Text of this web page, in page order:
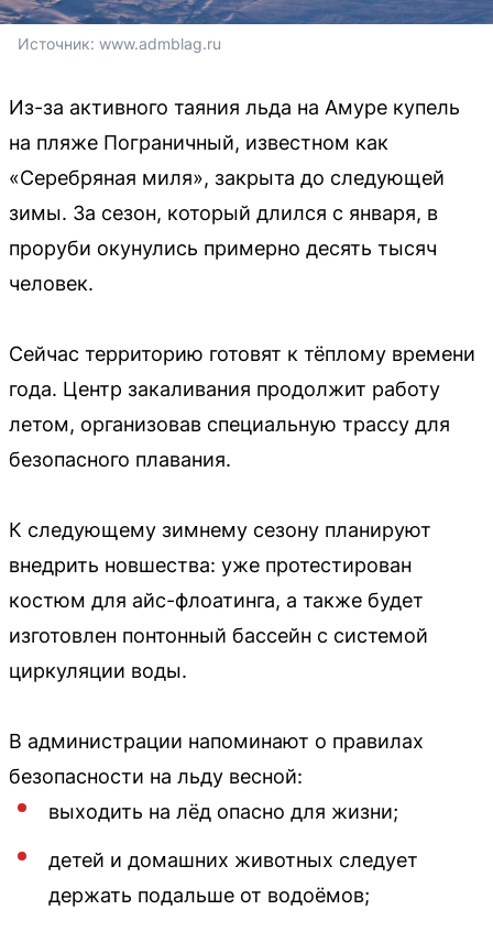
Источник: www.admblag.ru
Из-за активного таяния льда на Амуре купель
на пляже Пограничный, известном как
«Серебряная миля», закрыта до следующей
зимы. За сезон, который длился с января, в
проруби окунулись примерно десять тысяч
человек.
Сейчас территорию готовят к тёплому времени
года. Центр закаливания продолжит работу
летом, организовав специальную трассу для
безопасного плавания.
К следующему зимнему сезону планируют
внедрить новшества: уже протестирован
костюм для айс-флоатинга, а также будет
изготовлен понтонный бассейн с системой
циркуляции воды.
В администрации напоминают о правилах
безопасности на льду весной:
выходить на лёд опасно для жизни;
детей и домашних животных следует
держать подальше от водоёмов;